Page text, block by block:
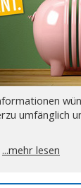
umfänglich
...mehr lesen